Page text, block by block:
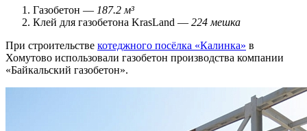
Газобетон — 187.2 м³
Клей для газобетона KrasLand — 224 мешка
При строительстве котеджного посёлка «Калинка» в
Хомутово использовали газобетон производства компании
«Байкальский газобетон».